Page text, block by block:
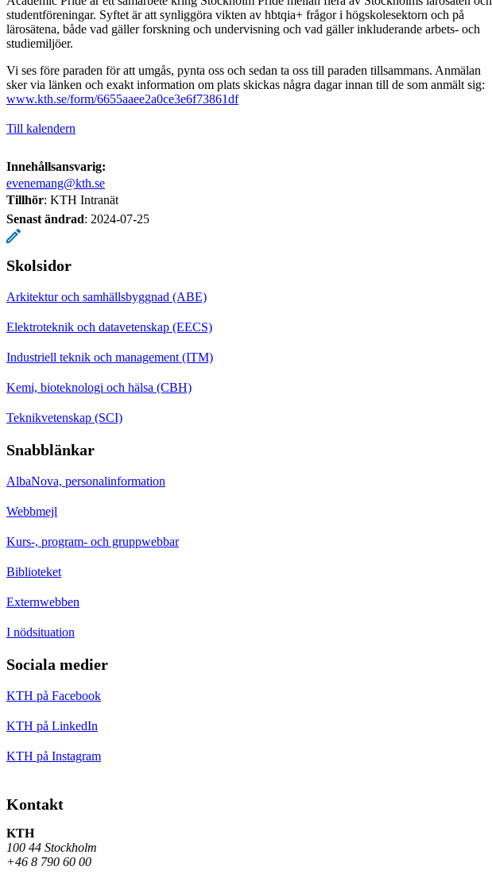
studentföreningar. Syftet är att synliggöra vikten av hbtqia+ frågor i högskolesektorn och på
lärosätena, både vad gäller forskning och undervisning och vad gäller inkluderande arbets- och
studiemiljöer.
Vi ses före paraden för att umgås, pynta oss och sedan ta oss till paraden tillsammans. Anmälan
sker via länken och exakt information om plats skickas några dagar innan till de som anmält sig:
www.kth.se/form/6655aaee2a0ce3e6f73861df
Till kalendern
Innehållsansvarig:
evenemang@kth.se
Tillhör: KTH Intranät
Senast ändrad: 2024-07-25
Skolsidor
Arkitektur och samhällsbyggnad (ABE)
Elektroteknik och datavetenskap (EECS)
Industriell teknik och management (ITM)
Kemi, bioteknologi och hälsa (CBH)
Teknikvetenskap (SCI)
Snabblänkar
AlbaNova, personalinformation
Webbmejl
Kurs-, program- och gruppwebbar
Biblioteket
Externwebben
I nödsituation
Sociala medier
KTH på Facebook
KTH på LinkedIn
KTH på Instagram
Kontakt
KTH
100 44 Stockholm
+46 8 790 60 00